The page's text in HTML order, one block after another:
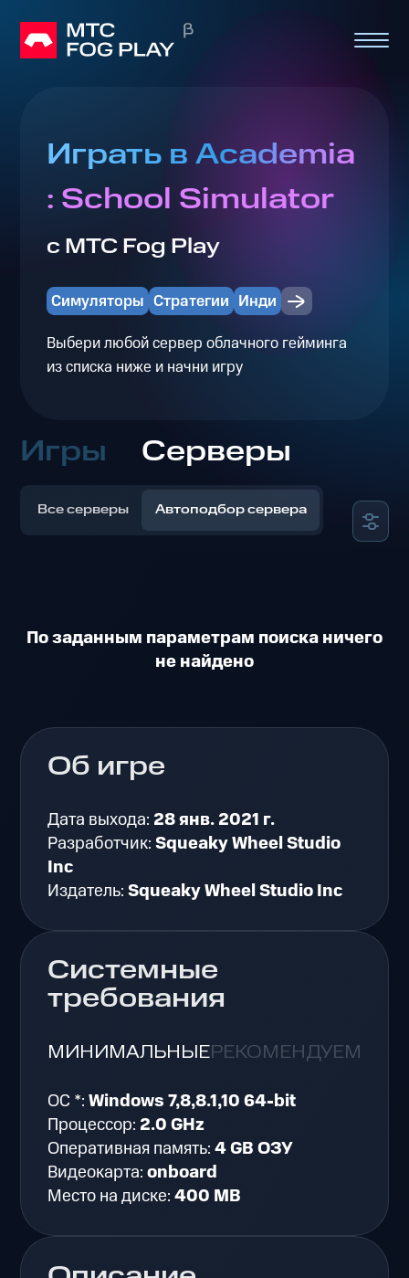
Играть в Academia
: School Simulator
с МТС Fog Play
Симуляторы Стратегии Инди
Выбери любой сервер облачного гейминга
из списка ниже и начни игру
Игры Серверы
Все серверы Автоподбор сервера
По заданным параметрам поиска ничего
не найдено
Об игре
Дата выхода: 28 янв. 2021 г.
Разработчик:Squeaky Wheel Studio
Inc
Издатель:Squeaky Wheel Studio Inc
Системные
требования
МИНИМАЛЬНЫЕРЕКОМЕНДУЕМЫЕ
ОС *:Windows 7,8,8.1,10 64-bit
Процессор: 2.0 GHz
Оперативная память:4 GB ОЗУ
Видеокарта:onboard
Место на диске:400 MB